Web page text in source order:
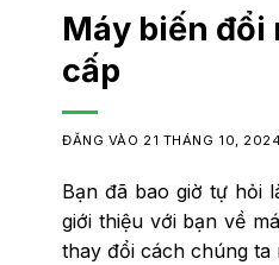
Máy biến đổi
cấp
ĐĂNG VÀO 21 THÁNG 10, 2024
Bạn đã bao giờ tự hỏi
giới thiệu với bạn về
thay đổi cách chúng